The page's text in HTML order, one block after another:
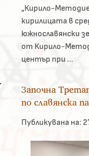
„Кирило-
кирилицата в
южнославянски
от Кирило-
център при ...
Започна
по славянска
Публикувана на: